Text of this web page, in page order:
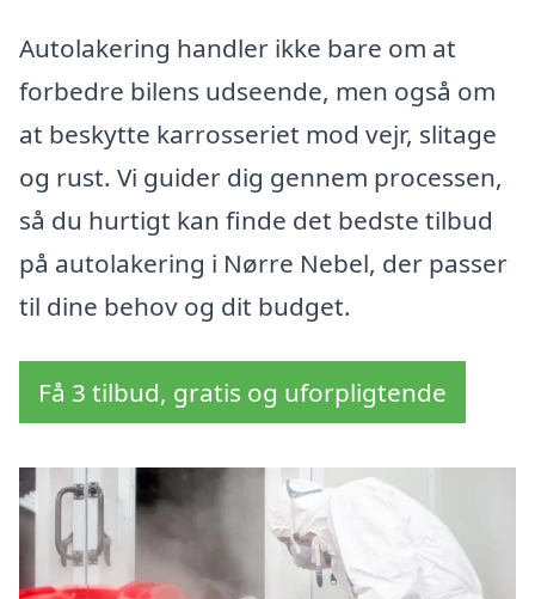
Autolakering handler ikke bare om at
forbedre bilens udseende, men også om
at beskytte karrosseriet mod vejr, slitage
og rust. Vi guider dig gennem processen,
så du hurtigt kan finde det bedste tilbud
på autolakering i Nørre Nebel, der passer
til dine behov og dit budget.
Få 3 tilbud, gratis og uforpligtende